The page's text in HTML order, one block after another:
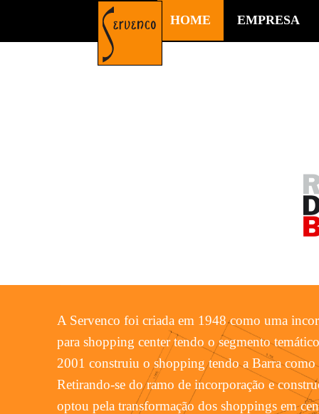
HOME EMPRESA
A Servenco foi criada em 1948 como uma
para shopping center tendo o segmento
2001 construiu o shopping tendo a Barra
Retirando-se do ramo de incorporação e
optou pela transformação dos shoppings em